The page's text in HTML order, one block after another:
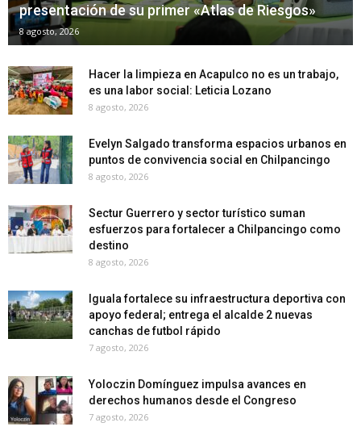
presentación de su primer «Atlas de Riesgos»
8 agosto, 2026
Hacer la limpieza en Acapulco no es un trabajo,
es una labor social: Leticia Lozano
8 agosto, 2026
Evelyn Salgado transforma espacios urbanos en
puntos de convivencia social en Chilpancingo
8 agosto, 2026
Sectur Guerrero y sector turístico suman
esfuerzos para fortalecer a Chilpancingo como
destino
8 agosto, 2026
Iguala fortalece su infraestructura deportiva con
apoyo federal; entrega el alcalde 2 nuevas
canchas de futbol rápido
7 agosto, 2026
Yoloczin Domínguez impulsa avances en
derechos humanos desde el Congreso
7 agosto, 2026